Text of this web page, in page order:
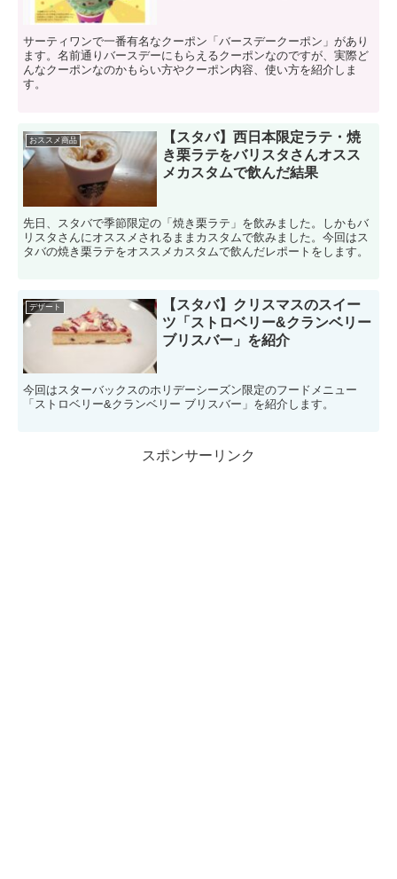
サーティワンで一番有名なクーポン「バースデークーポン」があり
ます。名前通りバースデーにもらえるクーポンなのですが、実際ど
んなクーポンなのかもらい方やクーポン内容、使い方を紹介しま
す。
おススメ商品
【スタバ】西日本限定ラテ・焼
き栗ラテをバリスタさんオスス
メカスタムで飲んだ結果
先日、スタバで季節限定の「焼き栗ラテ」を飲みました。しかもバ
リスタさんにオススメされるままカスタムで飲みました。今回はス
タバの焼き栗ラテをオススメカスタムで飲んだレポートをします。
デザート
【スタバ】クリスマスのスイー
ツ「ストロベリー&クランベリー
ブリスバー」を紹介
今回はスターバックスのホリデーシーズン限定のフードメニュー
「ストロベリー&クランベリー ブリスバー」を紹介します。
スポンサーリンク